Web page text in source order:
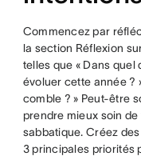
Commencez par
la section Réflexion
telles que « Dans
évoluer cette année ?
comble ? » Peut-être
prendre mieux soin
sabbatique. Créez
3 principales priorités